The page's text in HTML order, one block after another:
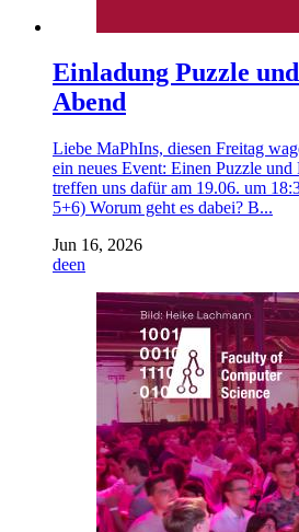
Einladung Puzzle
Abend
Liebe MaPhIns, diesen Freitag
ein neues Event: Einen Puzzle
treffen uns dafür am 19.06. um
5+6) Worum geht es dabei? B...
Jun 16, 2026
deen